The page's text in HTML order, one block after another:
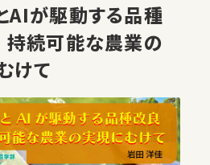
AIが駆動する品種
続可能な農業の
けて